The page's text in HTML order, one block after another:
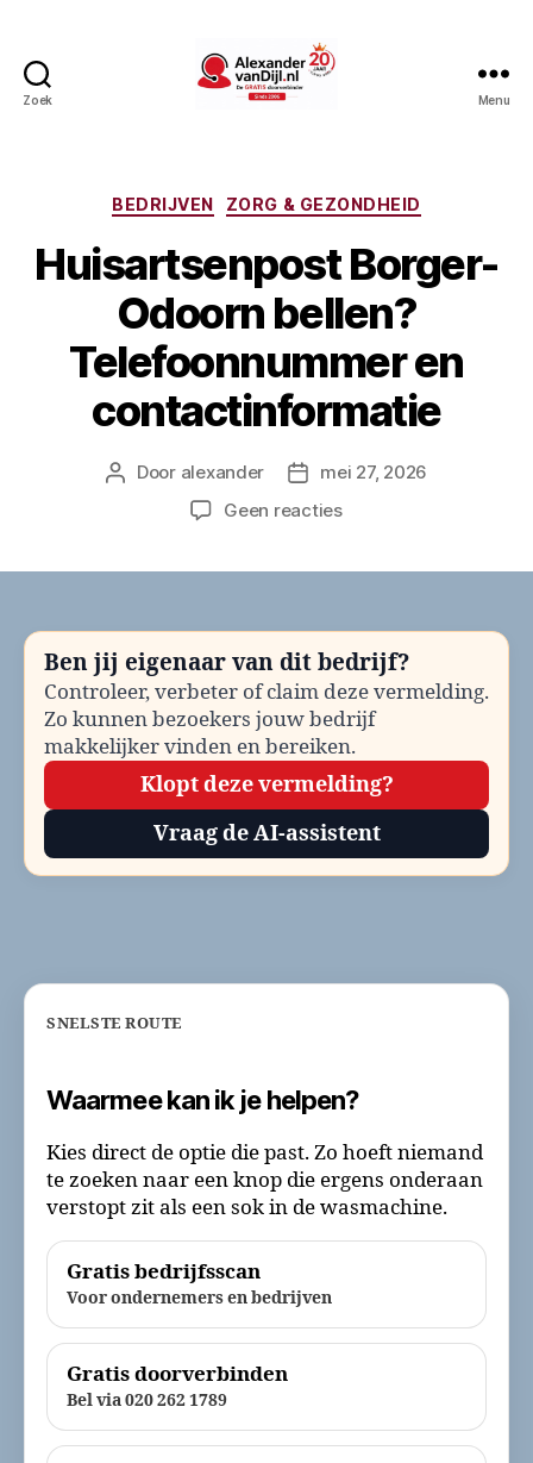
Zoek Menu
Categorieën
BEDRIJVEN ZORG & GEZONDHEID
Huisartsenpost Borger-
Odoorn bellen?
Telefoonnummer en
contactinformatie
Berichtauteur
Door alexander Berichtdatum
mei 27, 2026
Geen reactiesop
Telefoonnummer
en
contactinformatie
Ben jij eigenaar van dit bedrijf?
Controleer, verbeter of claim deze vermelding.
Zo kunnen bezoekers jouw bedrijf
makkelijker vinden en bereiken.
Klopt deze vermelding?
Vraag de AI-assistent
SNELSTE ROUTE
Waarmee kan ik je helpen?
Kies direct de optie die past. Zo hoeft niemand
te zoeken naar een knop die ergens onderaan
verstopt zit als een sok in de wasmachine.
Gratis bedrijfsscan
Voor ondernemers en bedrijven
Gratis doorverbinden
Bel via 020 262 1789